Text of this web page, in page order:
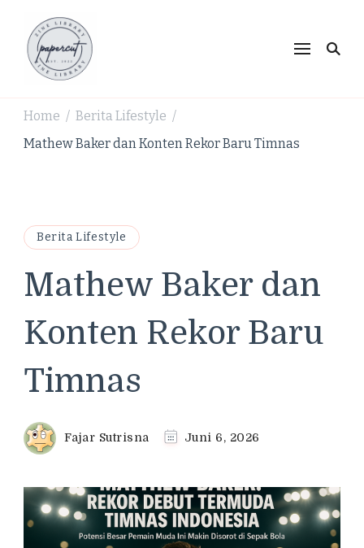
PaperCut Zine Library |
Produktivitas & Inspirasi
Kreatif
Ikuti cerita gaya hidup, kebiasaan positif, serta
Home / Berita Lifestyle /
Mathew Baker dan Konten Rekor Baru Timnas
Berita Lifestyle
Mathew Baker dan
Konten Rekor Baru
Timnas
Fajar Sutrisna Juni 6, 2026